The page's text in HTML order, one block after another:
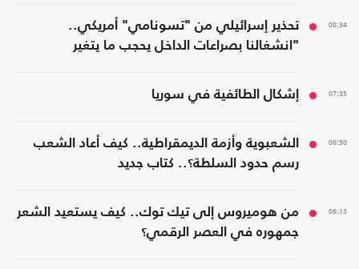
08:34
تحذير إسرائيلي من "تسونامي" أمريكي..
"انشغالنا بصراعات الداخل يحجب ما يتغير
07:35 إشكال الطائفية في سوريا
06:50
الشعبوية وأزمة الديمقراطية.. كيف أعاد الشعب
رسم حدود السلطة؟.. كتاب جديد
06:13
من هوميروس إلى تيك توك.. كيف يستعيد الشعر
جمهوره في العصر الرقمي؟